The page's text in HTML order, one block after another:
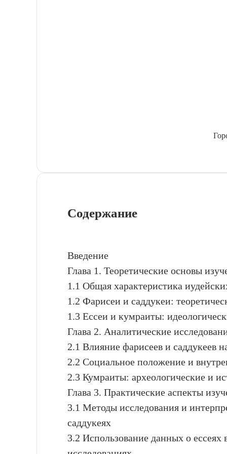
Содержание
Введение
Глава 1. Теоретические основы
1.1 Общая характеристика
1.2 Фарисеи и саддукеи:
1.3 Ессеи и кумраиты:
Глава 2. Аналитические
2.1 Влияние фарисеев и саддукеев
2.2 Социальное положение и
2.3 Кумраиты: археологические и
Глава 3. Практические аспекты
3.1 Методы исследования и
саддукеях
3.2 Использование данных о ессеях